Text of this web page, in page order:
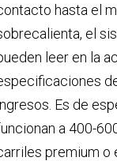
hasta el
el
leer en la
Es de
a 400-
premium o